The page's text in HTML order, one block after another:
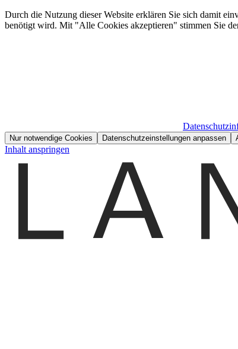
Durch die Nutzung dieser Website erklären Sie sich damit
benötigt wird. Mit "Alle Cookies akzeptieren" stimmen Sie
Nur notwendige Cookies Datenschutzeinstellungen anpassen
Inhalt anspringen